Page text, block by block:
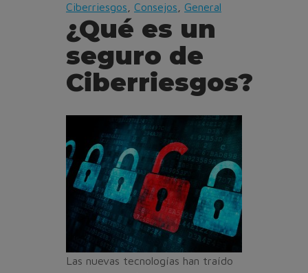
Ciberriesgos Consejos General
¿Qué es un
seguro de
Ciberriesgos?
Las nuevas tecnologías han traído